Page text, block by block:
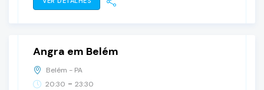
06 julho, 2025
Angra em Belém
Belém - PA
20:30 - 23:30